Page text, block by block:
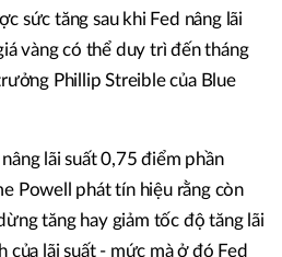
sức tăng sau khi Fed nâng lãi
vàng có thể duy trì đến tháng
Phillip Streible của Blue
lãi suất 0,75 điểm phần
Powell phát tín hiệu rằng còn
tăng hay giảm tốc độ tăng lãi
của lãi suất - mức mà ở đó Fed